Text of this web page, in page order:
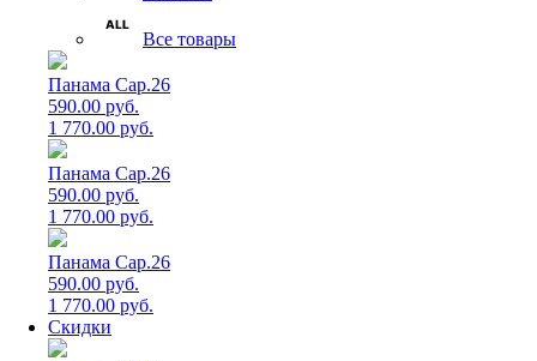
Все товары
Панама Cap.26
590.00 руб.
1 770.00 руб.
Панама Cap.26
590.00 руб.
1 770.00 руб.
Панама Cap.26
590.00 руб.
1 770.00 руб.
Скидки